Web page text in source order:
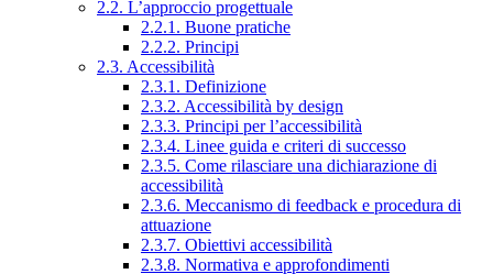
2.2. L’approccio progettuale
2.2.1. Buone pratiche
2.2.2. Principi
2.3. Accessibilità
2.3.1. Definizione
2.3.2. Accessibilità by design
2.3.3. Principi per l’accessibilità
2.3.4. Linee guida e criteri di successo
2.3.5. Come rilasciare una dichiarazione di
accessibilità
2.3.6. Meccanismo di feedback e procedura di
attuazione
2.3.7. Obiettivi accessibilità
2.3.8. Normativa e approfondimenti